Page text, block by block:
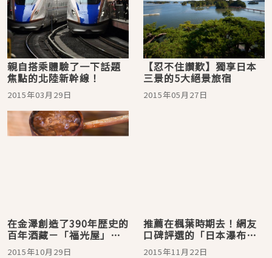
親自搭乘體驗了一下話題
焦點的北陸新幹線！
2015年03月29日
【忍不住讚歎】獨享日本
三景的5大絕景旅宿
2015年05月27日
在金澤創造了390年歴史的
百年酒藏－「福光屋」的
釀酒秘密
2015年10月29日
推薦在楓葉時期去！網友
口碑評選的「日本瀑布」
排行榜
2015年11月22日